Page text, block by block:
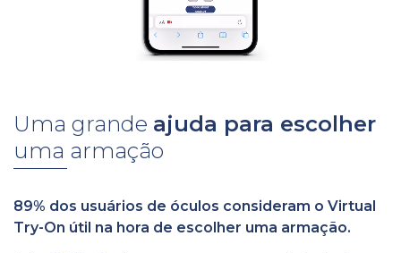
Uma grande ajuda para escolher
uma armação
89% dos usuários de óculos consideram o Virtual
Try-On útil na hora de escolher uma armação.